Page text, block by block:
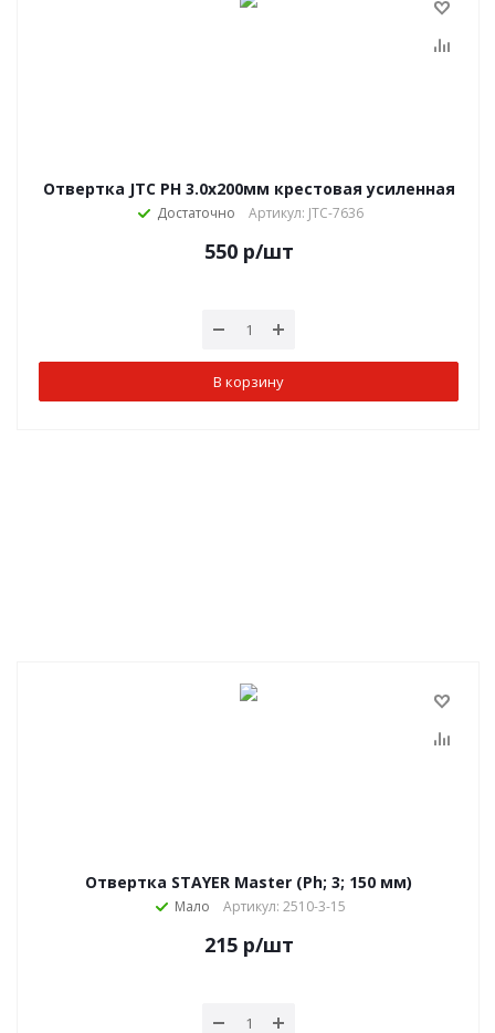
Отвертка JTC PH 3.0х200мм крестовая усиленная
Достаточно Артикул: JTC-7636
550р/шт
В корзину
Отвертка STAYER Master (Ph; 3; 150 мм)
Мало Артикул: 2510-3-15
215р/шт